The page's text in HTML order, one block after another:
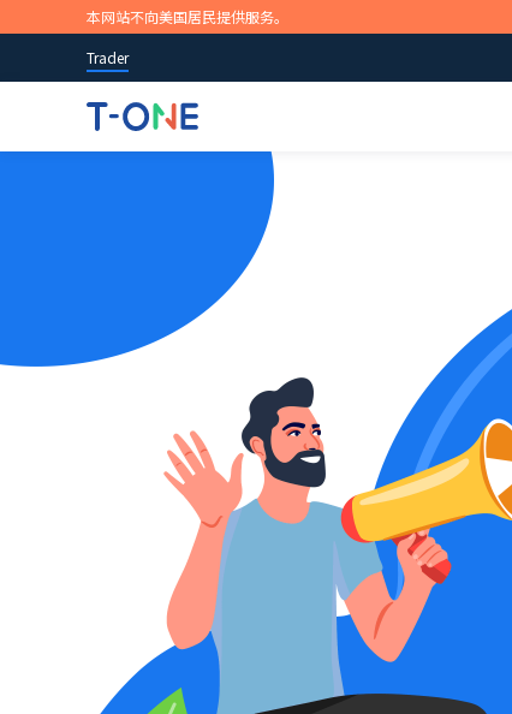
本网站不向美国居民提供服务。
Trader
提供100+种交易产品
立即开始
尝试免费模拟账户
随时随地开启
我们的产品支持多种下载和使用方式，包括iOS、
苹果商店
市场新闻和研究
随时了解实时的市场观点及机会，可操作的交易理念
业策略参考。
T-ONE Trader在交易过程的每个阶段为您提供帮助。
关于T-ONE Trader
我们是值得信赖的在线交易提供商，通过我们创新性
台和应用程序，您可以交易全球金融市场。
尝试免费模拟账户